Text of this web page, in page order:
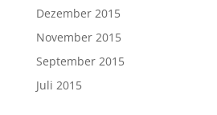
Dezember 2015
November 2015
September 2015
Juli 2015